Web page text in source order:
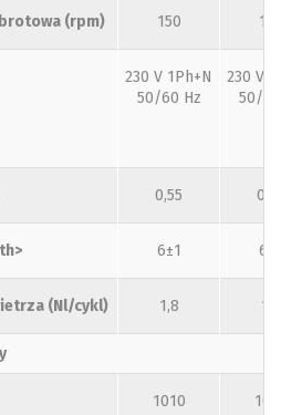
(rpm) 150
230 V 1Ph+N
50/60 Hz
230 V
50/
0,55
6±1
(Nl/cykl) 1,8 1,8
1010